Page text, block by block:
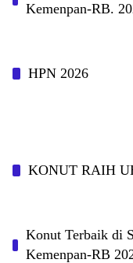
Kemenpan-RB.
HPN 2026
KONUT RAIH
Konut Terbaik di
Kemenpan-RB